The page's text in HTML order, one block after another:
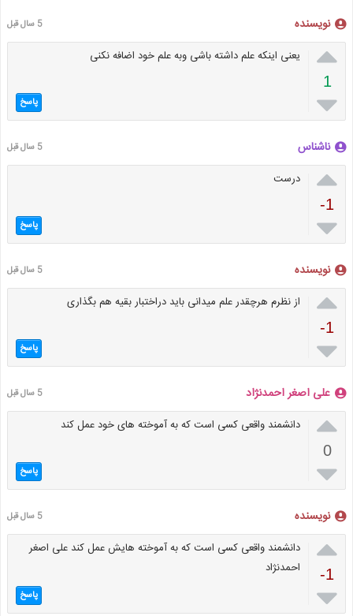
نویسنده 5 سال قبل

1

یعنی اینکه علم داشته باشی وبه علم خود اضافه نکنی
پاسخ
ناشناس 5 سال قبل

-1

درست
پاسخ
نویسنده 5 سال قبل

-1

از نظرم هرچقدر علم میدانی باید دراختبار بقیه هم بگذاری
پاسخ
علی اصغر احمدنژاد 5 سال قبل

0

دانشمند واقعی کسی است که به آموخته های خود عمل کند
پاسخ
نویسنده 5 سال قبل

-1

دانشمند واقعی کسی است که به آموخته هایش عمل کند علی اصغر
احمدنژاد
پاسخ